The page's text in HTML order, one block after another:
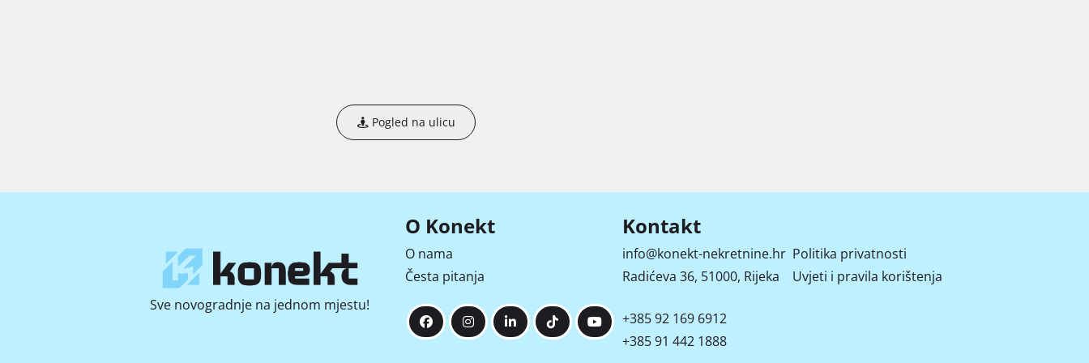
Pogled na ulicu
Sve novogradnje na jednom mjestu!
O Konekt
O nama
Česta pitanja
Kontakt
info@konekt-nekretnine.hr
Radićeva 36, 51000, Rijeka
+385 92 169 6912
+385 91 442 1888
Politika privatnosti
Uvjeti i pravila korištenja